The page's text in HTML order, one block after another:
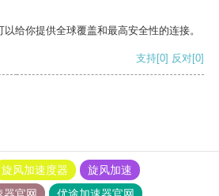
给你提供全球覆盖和最高安全性的连接。
支持[0] 反对[0]
旋风加速度器
旋风加速